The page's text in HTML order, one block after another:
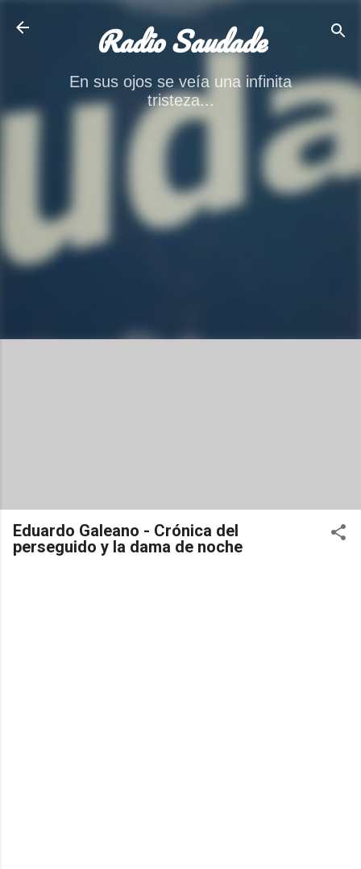
Radio Saudade
En sus ojos se veía una infinita
tristeza...
Eduardo Galeano - Crónica del
perseguido y la dama de noche